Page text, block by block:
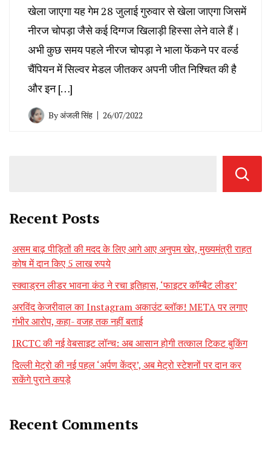
खेला जाएगा यह गेम 28 जुलाई गुरुवार से खेला जाएगा जिसमें
नीरज चोपड़ा जैसे कई दिग्गज खिलाड़ी हिस्सा लेने वाले हैं।
अभी कुछ समय पहले नीरज चोपड़ा ने भाला फेंकने पर वर्ल्ड
चैंपियन में सिल्वर मेडल जीतकर अपनी जीत निश्चित की है
और इन […]
Byअंजली सिंह 26/07/2022
Recent Posts
असम बाढ़ पीड़ितों की मदद के लिए आगे आए अनुपम खेर, मुख्यमंत्री राहत
कोष में दान किए 5 लाख रुपये
स्क्वाड्रन लीडर भावना कंठ ने रचा इतिहास, ‘फाइटर कॉम्बैट लीडर’
अरविंद केजरीवाल का Instagram अकाउंट ब्लॉक! META पर लगाए
गंभीर आरोप, कहा- वजह तक नहीं बताई
IRCTC की नई वेबसाइट लॉन्च: अब आसान होगी तत्काल टिकट बुकिंग
दिल्ली मेट्रो की नई पहल ‘अर्पण केंद्र’, अब मेट्रो स्टेशनों पर दान कर
सकेंगे पुराने कपड़े
Recent Comments